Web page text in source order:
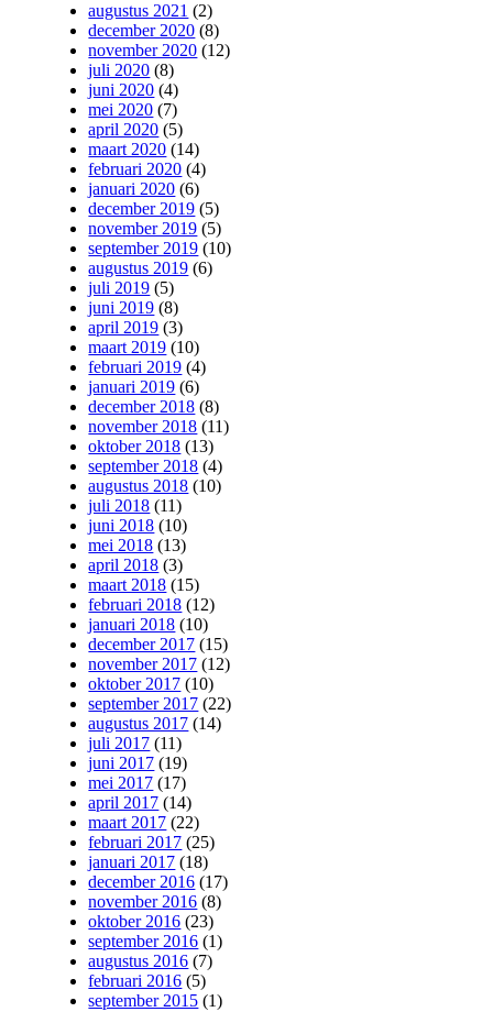
augustus 2021 (2)
december 2020 (8)
november 2020 (12)
juli 2020 (8)
juni 2020 (4)
mei 2020 (7)
april 2020 (5)
maart 2020 (14)
februari 2020 (4)
januari 2020 (6)
december 2019 (5)
november 2019 (5)
september 2019 (10)
augustus 2019 (6)
juli 2019 (5)
juni 2019 (8)
april 2019 (3)
maart 2019 (10)
februari 2019 (4)
januari 2019 (6)
december 2018 (8)
november 2018 (11)
oktober 2018 (13)
september 2018 (4)
augustus 2018 (10)
juli 2018 (11)
juni 2018 (10)
mei 2018 (13)
april 2018 (3)
maart 2018 (15)
februari 2018 (12)
januari 2018 (10)
december 2017 (15)
november 2017 (12)
oktober 2017 (10)
september 2017 (22)
augustus 2017 (14)
juli 2017 (11)
juni 2017 (19)
mei 2017 (17)
april 2017 (14)
maart 2017 (22)
februari 2017 (25)
januari 2017 (18)
december 2016 (17)
november 2016 (8)
oktober 2016 (23)
september 2016 (1)
augustus 2016 (7)
februari 2016 (5)
september 2015 (1)